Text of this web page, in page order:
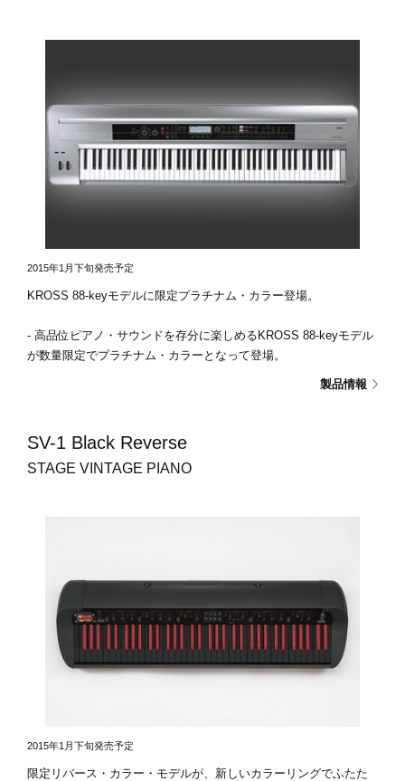
2015年1月下旬発売予定
KROSS 88-keyモデルに限定プラチナム・カラー登場。
- 高品位ピアノ・サウンドを存分に楽しめるKROSS 88-keyモデル
が数量限定でプラチナム・カラーとなって登場。
製品情報
SV-1 Black Reverse
STAGE VINTAGE PIANO
2015年1月下旬発売予定
限定リバース・カラー・モデルが、新しいカラーリングでふたた